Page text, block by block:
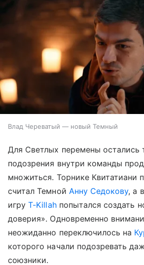
Влад Череватый — новый Темный
Для Светлых перемены остались
подозрения внутри команды
множиться. Торнике Квитатиани
считал Темной Анну Седокову, а
игруT-Killahпопытался создать
доверия». Одновременно
неожиданно переключилось на
которого начали подозревать
союзники.